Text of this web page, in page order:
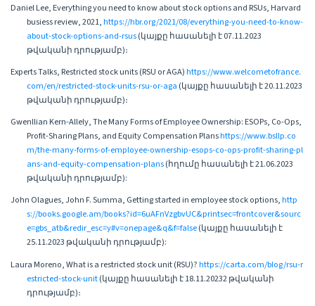
Daniel Lee, Everything you need to know about stock options and RSUs, Harvard
busiess review, 2021,https://hbr.org/2021/08/everything-you-need-to-know-
about-stock-options-and-rsus(կայքը հասանելի է 07.11.2023
թվականի դրությամբ)։
Experts Talks, Restricted stock units (RSU or AGA)https://www.welcometofrance.
com/en/restricted-stock-units-rsu-or-aga (կայքը հասանելի է 20.11.2023
թվականի դրությամբ)։
Gwenllian Kern-Allely, The Many Forms of Employee Ownership: ESOPs, Co-Ops,
Profit-Sharing Plans, and Equity Compensation Planshttps://www.bsllp.co
m/the-many-forms-of-employee-ownership-esops-co-ops-profit-sharing-pl
ans-and-equity-compensation-plans(հղումը հասանելի է 21.06.2023
թվականի դրությամբ):
John Olagues, John F. Summa, Getting started in employee stock options,http
s://books.google.am/books?id=6uAFnVzgbvUC&printsec=frontcover&sourc
e=gbs_atb&redir_esc=y#v=onepage&q&f=false(կայքը հասանելի է
25.11.2023 թվականի դրությամբ):
Laura Moreno, What is a restricted stock unit (RSU)?https://carta.com/blog/rsu-r
estricted-stock-unit(կայքը հասանելի է 18.11.20232 թվականի
դրությամբ)։